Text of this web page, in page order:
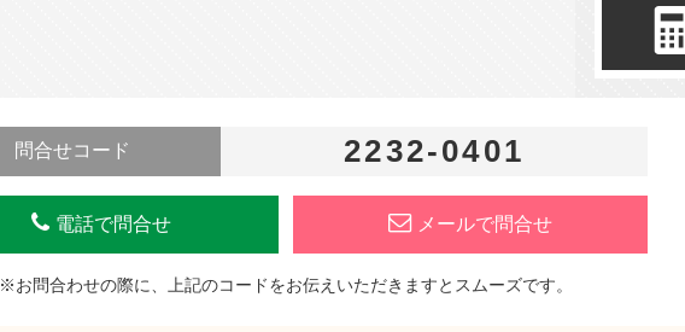
問合せコード 2232-0401
電話で問合せ メールで問合せ
※お問合わせの際に、上記のコードをお伝えいただきますとスムーズです。